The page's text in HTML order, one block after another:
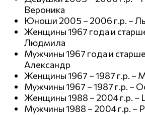
Вероника
Юноши 2005 – 2006 г.р. –
Женщины 1967 года и
Людмила
Мужчины 1967 года и
Александр
Женщины 1967 – 1987 г.р. –
Мужчины 1967 – 1987 г.р. –
Женщины 1988 – 2004 г.р. –
Мужчины 1988 – 2004 г.р. –